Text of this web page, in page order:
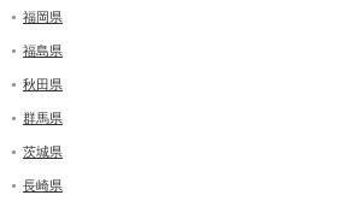
福岡県
福島県
秋田県
群馬県
茨城県
長崎県